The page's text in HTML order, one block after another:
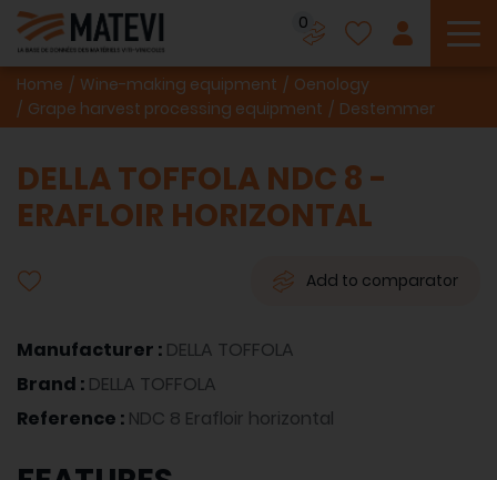
0
Home Wine-making equipment
Oenology
Grape harvest processing equipment
Destemmer
DELLA TOFFOLA NDC 8 -
ERAFLOIR HORIZONTAL
Add to comparator
Manufacturer : DELLA TOFFOLA
Brand : DELLA TOFFOLA
Reference : NDC 8 Erafloir horizontal